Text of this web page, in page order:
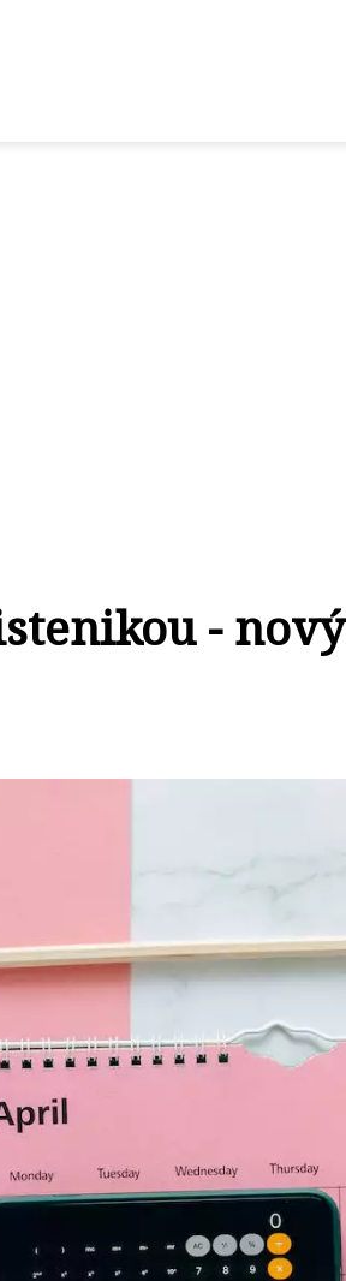
- nový